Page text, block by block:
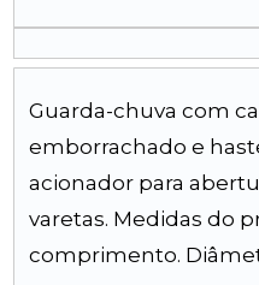
Guarda-chuva com
emborrachado e
acionador para
varetas. Medidas do
comprimento.